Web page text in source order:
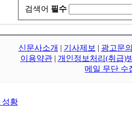
성황
검색어 필수
신문사소개 | 기사제보 | 광고문의
이용약관| 개인정보처리(취급)
메일 무단 수